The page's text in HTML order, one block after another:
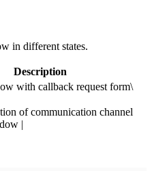
in different states.
Description
with callback request form\
of communication channel
|